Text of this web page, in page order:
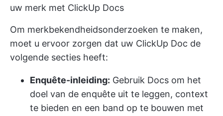
uw merk met ClickUp Docs
Om merkbekendheidsonderzoeken te maken,
moet u ervoor zorgen dat uw ClickUp Doc de
volgende secties heeft:
Enquête-inleiding: Gebruik Docs om het
doel van de enquête uit te leggen, context
te bieden en een band op te bouwen met